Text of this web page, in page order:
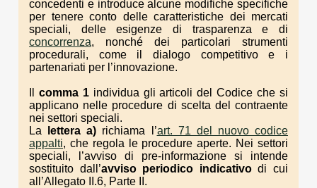
concedenti e introduce alcune modifiche specifiche
per tenere conto delle caratteristiche dei mercati
speciali, delle esigenze di trasparenza e di
concorrenza, nonché dei particolari strumenti
procedurali, come il dialogo competitivo e i
partenariati per l’innovazione.
comma 1individua gli articoli del Codice che si
applicano nelle procedure di scelta del contraente
nei settori speciali.
La
lettera a) richiama l’art. 71 del nuovo codice
appalti, che regola le procedure aperte. Nei settori
speciali, l’avviso di pre-informazione si intende
sostituito dall’avviso periodico indicativodi cui
all’Allegato II.6, Parte II.